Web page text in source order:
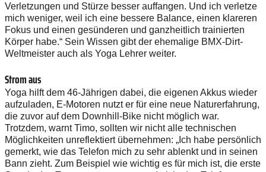
Verletzungen und Stürze besser auffangen. Und ich verletze
mich weniger, weil ich eine bessere Balance, einen klareren
Fokus und einen gesünderen und ganzheitlich trainierten
Körper habe.“ Sein Wissen gibt der ehemalige BMX-Dirt-
Weltmeister auch als Yoga Lehrer weiter.
Strom aus
Yoga hilft dem 46-Jährigen dabei, die eigenen Akkus wieder
aufzuladen, E-Motoren nutzt er für eine neue Naturerfahrung,
die zuvor auf dem Downhill-Bike nicht möglich war.
Trotzdem, warnt Timo, sollten wir nicht alle technischen
Möglichkeiten unreflektiert übernehmen: „Ich habe persönlich
gemerkt, wie das Telefon mich zu sehr ablenkt und in seinen
Bann zieht. Zum Beispiel wie wichtig es für mich ist, die erste